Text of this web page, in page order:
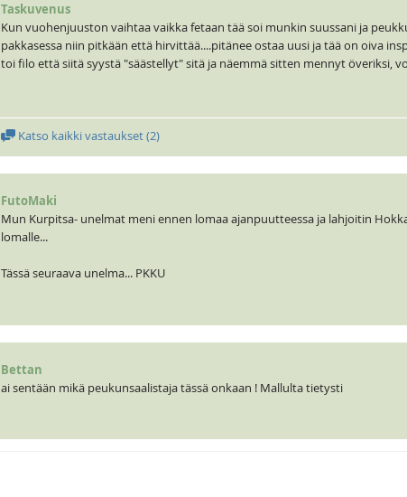
Taskuvenus
Kun vuohenjuuston vaihtaa vaikka fetaan tää soi munkin suussani ja
pakkasessa niin pitkään että hirvittää....pitänee ostaa uusi ja tää on oiva
toi filo että siitä syystä "säästellyt" sitä ja näemmä sitten mennyt överiksi,
Katso kaikki vastaukset (2)
FutoMaki
Mun Kurpitsa- unelmat meni ennen lomaa ajanpuutteessa ja lahjoitin
lomalle...
Tässä seuraava unelma... PKKU
Bettan
ai sentään mikä peukunsaalistaja tässä onkaan ! Mallulta tietysti